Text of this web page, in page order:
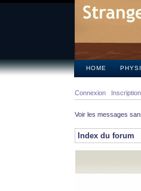
HOME
Connexion Inscription
Voir les messages
Index du forum